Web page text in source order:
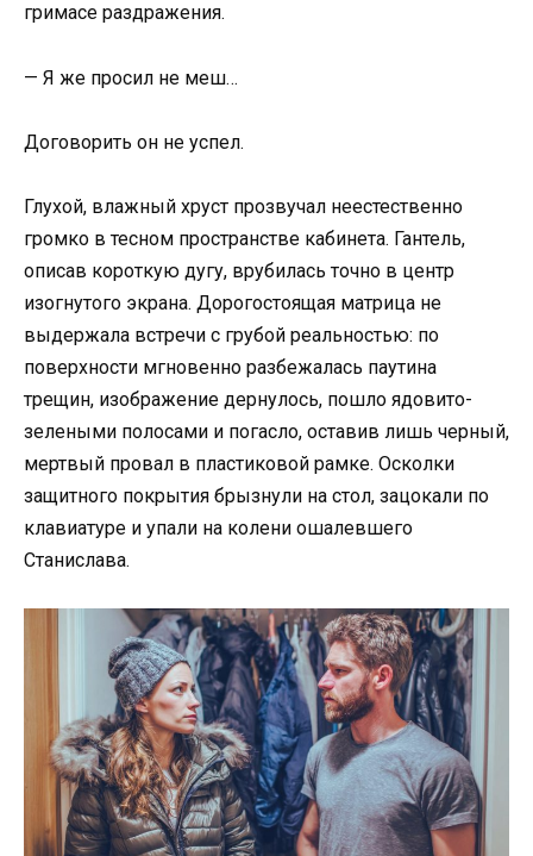
гримасе раздражения.
— Я же просил не меш…
Договорить он не успел.
Глухой, влажный хруст прозвучал неестественно
громко в тесном пространстве кабинета. Гантель,
описав короткую дугу, врубилась точно в центр
изогнутого экрана. Дорогостоящая матрица не
выдержала встречи с грубой реальностью: по
поверхности мгновенно разбежалась паутина
трещин, изображение дернулось, пошло ядовито-
зелеными полосами и погасло, оставив лишь черный,
мертвый провал в пластиковой рамке. Осколки
защитного покрытия брызнули на стол, зацокали по
клавиатуре и упали на колени ошалевшего
Станислава.